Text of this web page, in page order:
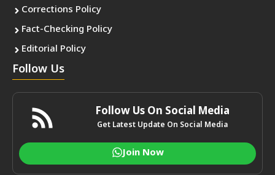
Corrections Policy
Fact-Checking Policy
Editorial Policy
Follow Us
Follow Us On Social Media
Get Latest Update On Social Media
Join Now